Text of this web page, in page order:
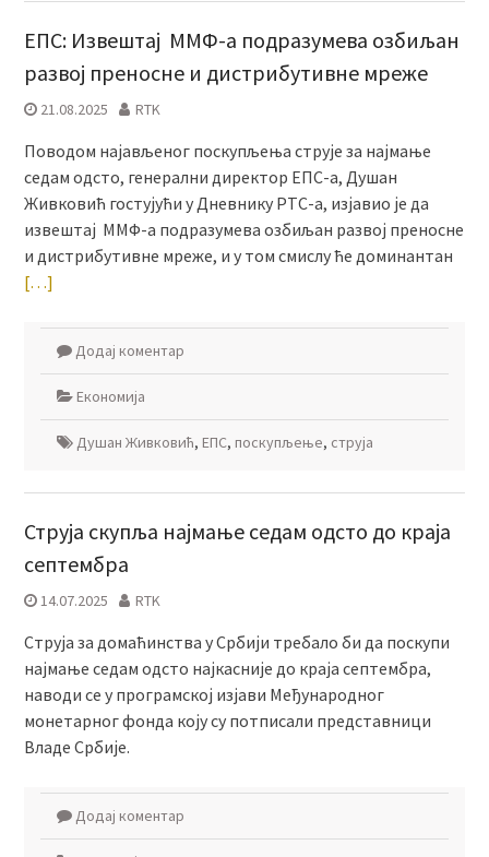
ЕПС: Извештај ММФ-а подразумева озбиљан
развој преносне и дистрибутивне мреже
21.08.2025 RTK
Поводом најављеног поскупљења струје за најмање
седам одсто, генерални директор ЕПС-а, Душан
Живковић гостујући у Дневнику РТС-а, изјавио је да
извештај ММФ-а подразумева озбиљан развој преносне
и дистрибутивне мреже, и у том смислу ће доминантан
[…]
Додај коментар
Економија
Душан Живковић, ЕПС, поскупљење, струја
Струја скупља најмање седам одсто до краја
септембра
14.07.2025 RTK
Струја за домаћинства у Србији требало би да поскупи
најмање седам одсто најкасније до краја септембра,
наводи се у програмској изјави Међународног
монетарног фонда коју су потписали представници
Владе Србије.
Додај коментар